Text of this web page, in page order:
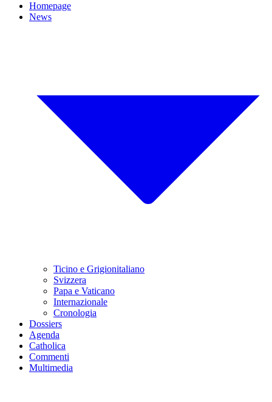
Homepage
News
Ticino e Grigionitaliano
Svizzera
Papa e Vaticano
Internazionale
Cronologia
Dossiers
Agenda
Catholica
Commenti
Multimedia